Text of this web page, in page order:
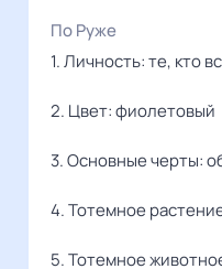
По Руже
1. Личность: те, кто
2. Цвет: фиолетовый
3. Основные черты:
4. Тотемное
5. Тотемное